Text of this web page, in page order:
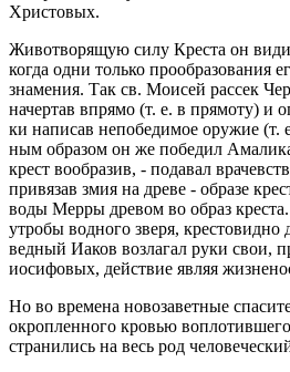
Хри­сто­вых.
Жи­во­тво­ря­щую силу Кре­ста он
когда одни толь­ко про­об­ра­зо­ва­ния
зна­ме­ния. Так св. Мо­и­сей рас­сек
на­чер­тав впря­мо (т. е. в пря­мо­ту) и
ки на­пи­сав непо­бе­ди­мое ору­жие (т.
ным об­ра­зом он же по­бе­дил
крест во­об­ра­зив, - по­да­вал
при­вя­зав змия на древе - об­ра­зе
воды Мерры дре­вом во образ
утро­бы вод­но­го зверя,
вед­ный Иаков воз­ла­гал руки свои,
иоси­фо­вых, дей­ствие являя
Но во вре­ме­на но­во­за­вет­ные
окроп­лен­но­го кро­вью
стра­ни­лись на весь род